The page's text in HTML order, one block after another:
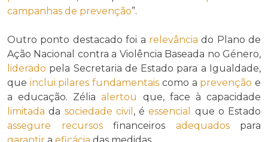
campanhas de prevenção”.
Outro ponto destacado foi a relevância do Plano de
Ação Nacional contra a Violência Baseada no Género,
liderado pela Secretaria de Estado para a Igualdade,
que inclui pilares fundamentais como a prevenção e
a educação. Zéliaalertou
que, face à capacidade
limitada da sociedade civil , éessencial
que o Estado
assegure
recursosfinanceiros adequadospara